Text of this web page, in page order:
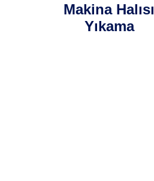
Makina Halısı
Yıkama